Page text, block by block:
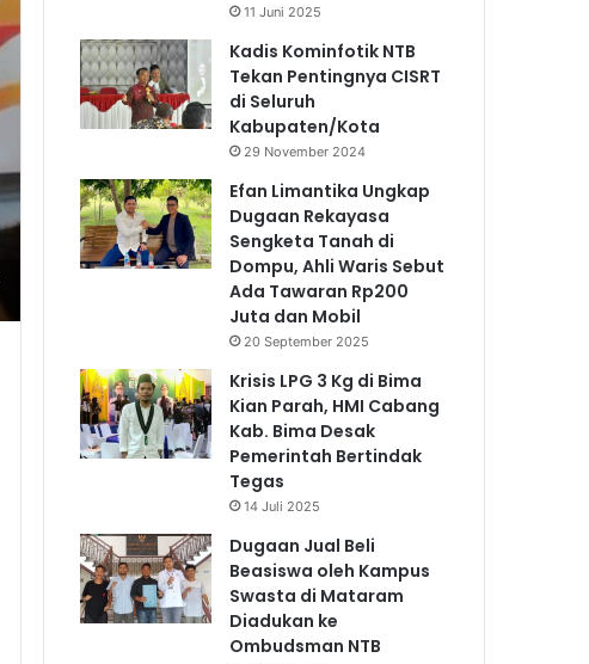
11 Juni 2025
Kadis Kominfotik NTB
Tekan Pentingnya CISRT
di Seluruh
Kabupaten/Kota
29 November 2024
Efan Limantika Ungkap
Dugaan Rekayasa
Sengketa Tanah di
Dompu, Ahli Waris Sebut
Ada Tawaran Rp200
Juta dan Mobil
20 September 2025
Krisis LPG 3 Kg di Bima
Kian Parah, HMI Cabang
Kab. Bima Desak
Pemerintah Bertindak
Tegas
14 Juli 2025
Dugaan Jual Beli
Beasiswa oleh Kampus
Swasta di Mataram
Diadukan ke
Ombudsman NTB